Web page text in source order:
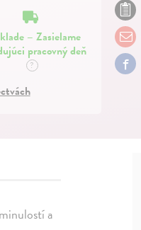
– Zasielame
pracovný deň
?
a